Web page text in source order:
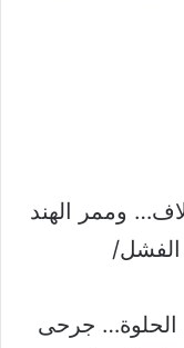
وممر الهند
الحلوة… جرحى